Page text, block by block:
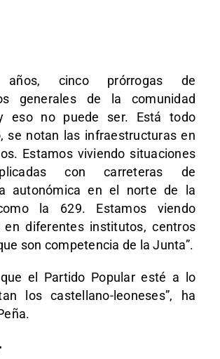
cinco prórrogas de
generales de la comunidad
eso no puede ser. Está todo
se notan las infraestructuras en
Estamos viviendo situaciones
con carreteras de
autonómica en el norte de la
la 629. Estamos viendo
en diferentes institutos, centros
son competencia de la Junta”.
que el Partido Popular esté a lo
los castellano-leoneses”, ha